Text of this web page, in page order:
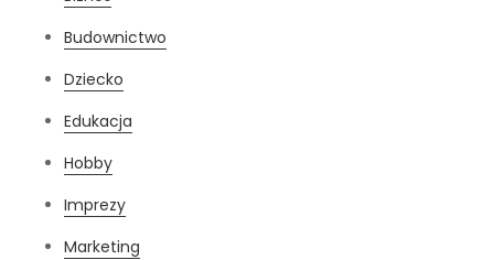
Budownictwo
Dziecko
Edukacja
Hobby
Imprezy
Marketing